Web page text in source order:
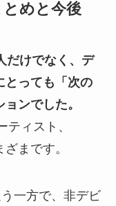
めと今後
だけでなく、デ
とっても「次の
ンでした。
ィスト、
まです。
一方で、非デビ